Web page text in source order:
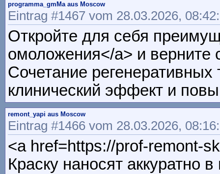
programma_gmMa aus Moscow
Eintrag #1467 vom 28.03.2026,
Откройте для себя
омоложения</a> и верните
Сочетание
клинический эффект и
remont_yapi aus Moscow
Eintrag #1466 vom 28.03.2026,
<a href=https://prof-remont-
Краску наносят аккуратно